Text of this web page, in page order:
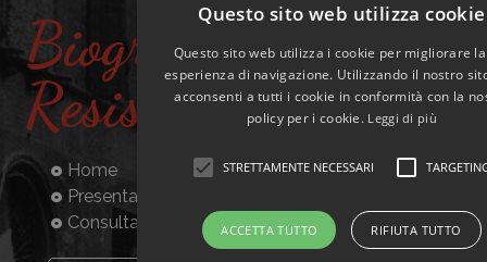
Biografie
Resistenti
Home
Presentazione
Consulta la banca dati
Questo sito web utilizza cookie
Questo sito web utilizza i cookie per migliorare
esperienza di navigazione. Utilizzando il nostro
acconsenti a tutti i cookie in conformità con la
policy per i cookie. Leggi di più
STRETTAMENTE NECESSARI
ACCETTA TUTTO RIFIUTA TUTTO